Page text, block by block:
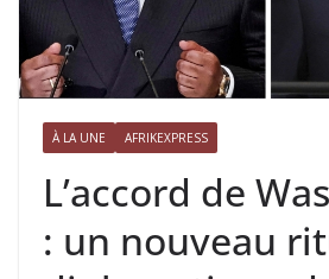
À LA UNE AFRIKEXPRESS
L’accord de
: un nouveau